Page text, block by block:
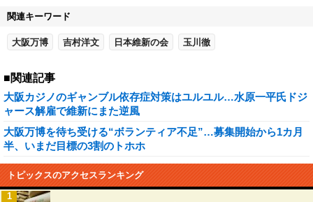
関連キーワード
大阪万博 吉村洋文 日本維新の会 玉川徹
■関連記事
大阪カジノのギャンブル依存症対策はユルユル…水原一平氏ドジ
ャース解雇で維新にまた逆風
大阪万博を待ち受ける“ボランティア不足”…募集開始から1カ月
半、いまだ目標の3割のトホホ
トピックスのアクセスランキング
1